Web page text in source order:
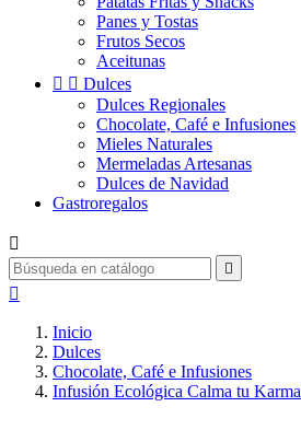
Panes y Tostas
Frutos Secos
Aceitunas
  Dulces
Dulces Regionales
Chocolate, Café e Infusiones
Mieles Naturales
Mermeladas Artesanas
Dulces de Navidad
Gastroregalos



Inicio
Dulces
Chocolate, Café e Infusiones
Infusión Ecológica Calma tu Karma